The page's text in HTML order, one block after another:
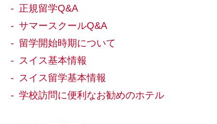
正規留学Q&A
サマースクールQ&A
留学開始時期について
スイス基本情報
スイス留学基本情報
学校訪問に便利なお勧めのホテル